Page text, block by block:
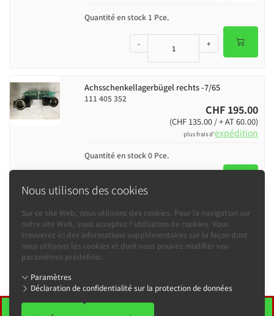
Nous utilisons des cookies
Sur ce site Web, nous utilisons des cookies. Pour la navigation sur
notre site Web, vous acceptez l'utilisation de cookies. Vous
trouverez ici des informations supplémentaires sur la façon dont
nous utilisons les cookies et dont vous pouvez modifier vos
paramètres prédéfinis:
Paramètres
Déclaration de confidentialité sur la protection de données
Quantité en stock 1 Pce.
- +
Achsschenkellagerbügel rechts -7/65
111 405 352
CHF 195.00
(CHF 135.00 / + AT 60.00)
plus frais d'expédition
Quantité en stock 0 Pce.
Informations
bUGbUs